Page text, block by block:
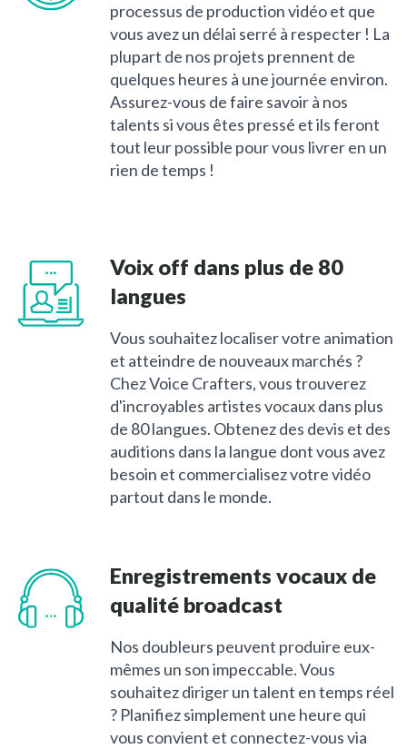
processus de production vidéo et que
vous avez un délai serré à respecter ! La
plupart de nos projets prennent de
quelques heures à une journée environ.
Assurez-vous de faire savoir à nos
talents si vous êtes pressé et ils feront
tout leur possible pour vous livrer en un
rien de temps !
Voix off dans plus de 80
langues
Vous souhaitez localiser votre animation
et atteindre de nouveaux marchés ?
Chez Voice Crafters, vous trouverez
d'incroyables artistes vocaux dans plus
de 80 langues. Obtenez des devis et des
auditions dans la langue dont vous avez
besoin et commercialisez votre vidéo
partout dans le monde.
Enregistrements vocaux de
qualité broadcast
Nos doubleurs peuvent produire eux-
mêmes un son impeccable. Vous
souhaitez diriger un talent en temps réel
? Planifiez simplement une heure qui
vous convient et connectez-vous via